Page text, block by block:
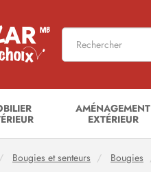
AMÉNAGEMENT
EXTÉRIEUR
Bougies et senteurs Bougies